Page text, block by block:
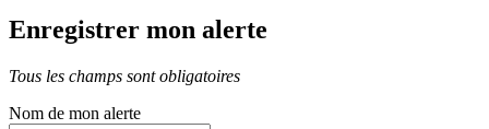
Enregistrer mon alerte
Tous les champs sont obligatoires
Nom de mon alerte